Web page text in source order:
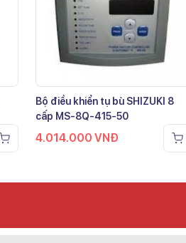
Bộ điều khiển tụ bù SHIZUKI 8
cấp MS-8Q-415-50
4.014.000 VNĐ